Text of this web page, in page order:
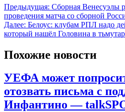
Предыдущая: Сборная Венесуэлы
проведения матча со сборной
Далее: Белоус: клубам РПЛ надо
который нашёл Головина в
Похожие новости
УЕФА может
отозвать письма с
Инфантино —